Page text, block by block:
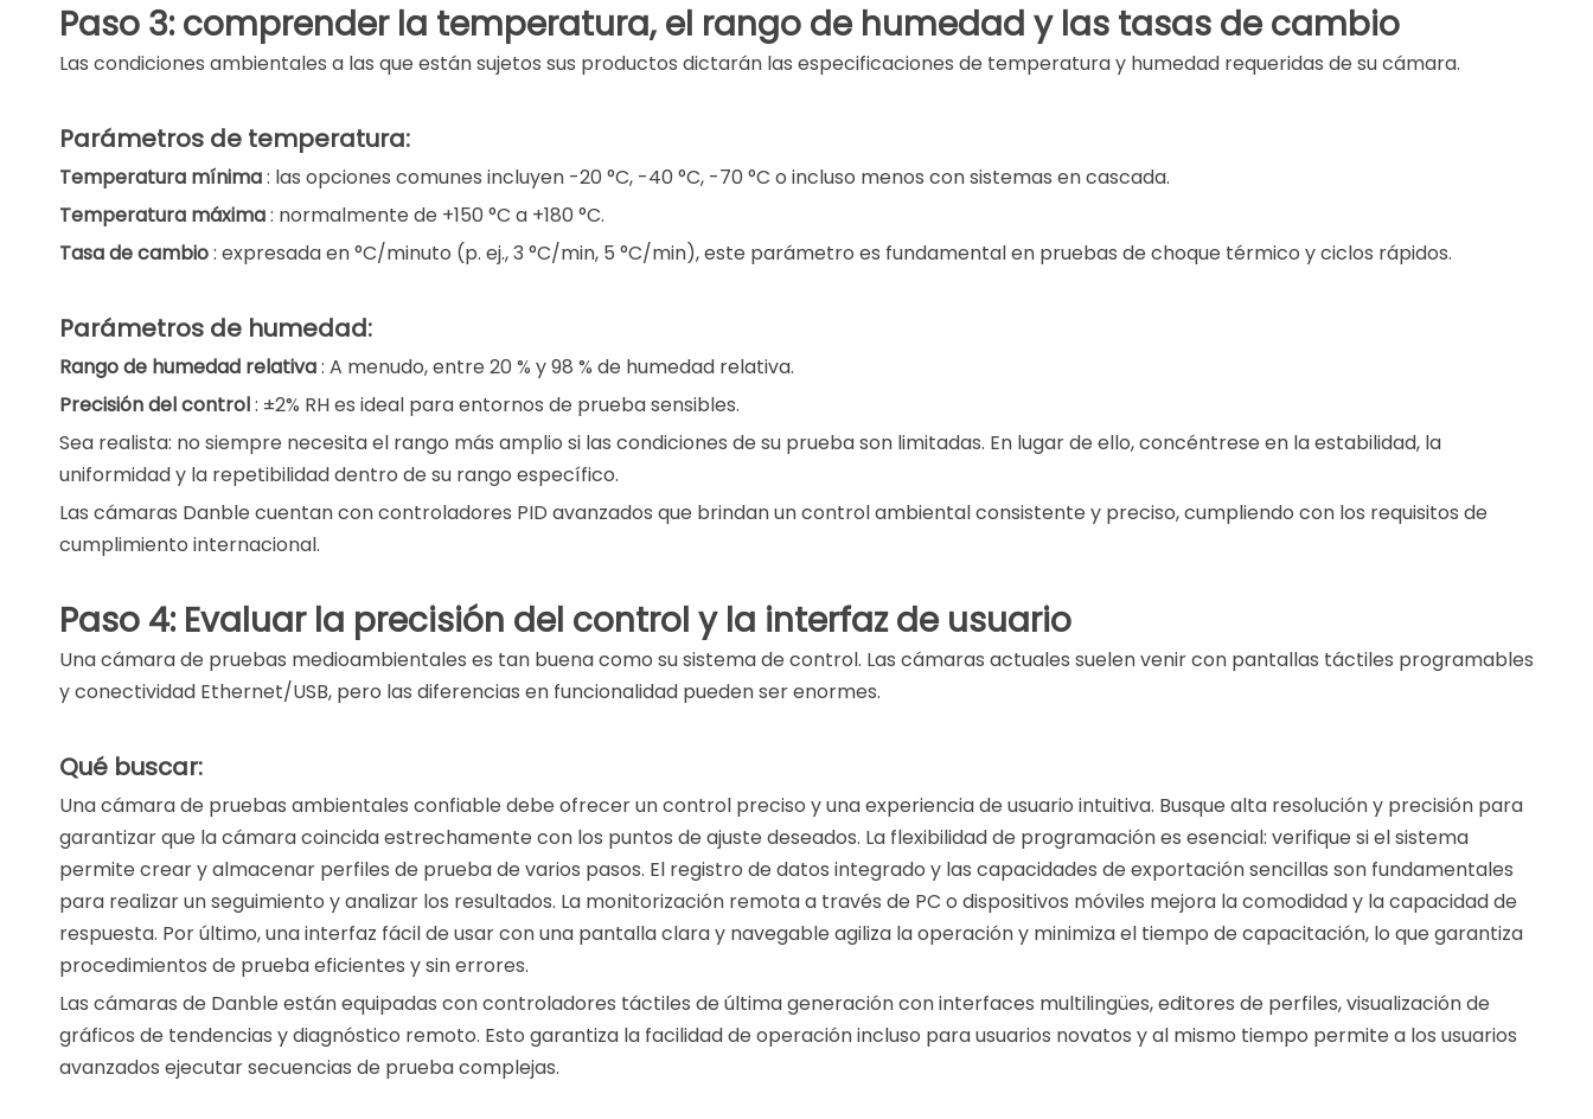
Paso 3: comprender la temperatura, el rango de humedad y las tasas de cambio
Las condiciones ambientales a las que están sujetos sus productos dictarán las especificaciones de temperatura y humedad requeridas de su cámara.
Parámetros de temperatura:
Temperatura mínima: las opciones comunes incluyen -20 °C, -40 °C, -70 °C o incluso menos con sistemas en cascada.
Temperatura máxima: normalmente de +150 °C a +180 °C.
Tasa de cambio: expresada en °C/minuto (p. ej., 3 °C/min, 5 °C/min), este parámetro es fundamental en pruebas de choque térmico y ciclos rápidos.
Parámetros de humedad:
Rango de humedad relativa: A menudo, entre 20 % y 98 % de humedad relativa.
Precisión del control: ±2% RH es ideal para entornos de prueba sensibles.
Sea realista: no siempre necesita el rango más amplio si las condiciones de su prueba son limitadas. En lugar de ello, concéntrese en la estabilidad, la
uniformidad y la repetibilidad dentro de su rango específico.
Las cámaras Danble cuentan con controladores PID avanzados que brindan un control ambiental consistente y preciso, cumpliendo con los requisitos de
cumplimiento internacional.
Paso 4: Evaluar la precisión del control y la interfaz de usuario
Una cámara de pruebas medioambientales es tan buena como su sistema de control. Las cámaras actuales suelen venir con pantallas táctiles programables
y conectividad Ethernet/USB, pero las diferencias en funcionalidad pueden ser enormes.
Qué buscar:
Una cámara de pruebas ambientales confiable debe ofrecer un control preciso y una experiencia de usuario intuitiva. Busque alta resolución y precisión para
garantizar que la cámara coincida estrechamente con los puntos de ajuste deseados. La flexibilidad de programación es esencial: verifique si el sistema
permite crear y almacenar perfiles de prueba de varios pasos. El registro de datos integrado y las capacidades de exportación sencillas son fundamentales
para realizar un seguimiento y analizar los resultados. La monitorización remota a través de PC o dispositivos móviles mejora la comodidad y la capacidad de
respuesta. Por último, una interfaz fácil de usar con una pantalla clara y navegable agiliza la operación y minimiza el tiempo de capacitación, lo que garantiza
procedimientos de prueba eficientes y sin errores.
Las cámaras de Danble están equipadas con controladores táctiles de última generación con interfaces multilingües, editores de perfiles, visualización de
gráficos de tendencias y diagnóstico remoto. Esto garantiza la facilidad de operación incluso para usuarios novatos y al mismo tiempo permite a los usuarios
avanzados ejecutar secuencias de prueba complejas.